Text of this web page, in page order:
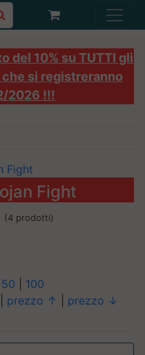
del 10% su TUTTI gli
si registreranno
2026 !!!
Fight
Fight
(4 prodotti)
50
100
prezzo ↑ prezzo ↓